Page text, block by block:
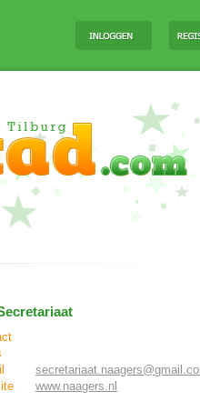
www.naagers.nl